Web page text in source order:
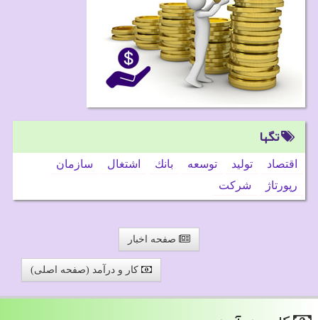
تگها
اقتصاد تولید توسعه بانك اشتغال
سازمان
رپورتاژ
شركت
صفحه اخبار
کار و درآمد (صفحه اصلی)